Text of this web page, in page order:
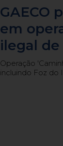
GAECO
em
ilegal de
Operação
incluindo Foz do